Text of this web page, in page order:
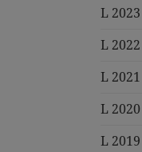
L 2023
L 2022
L 2021
L 2020
L 2019